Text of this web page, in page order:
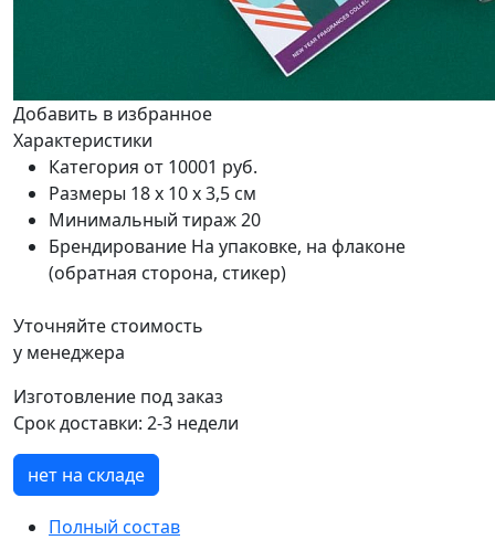
Добавить в избранное
Характеристики
Категория от 10001 руб.
Размеры 18 х 10 х 3,5 см
Минимальный тираж20
Брендирование На упаковке, на флаконе
(обратная сторона, стикер)
Уточняйте стоимость
у менеджера
Изготовление под заказ
Срок доставки: 2-3 недели
нет на складе
Полный состав